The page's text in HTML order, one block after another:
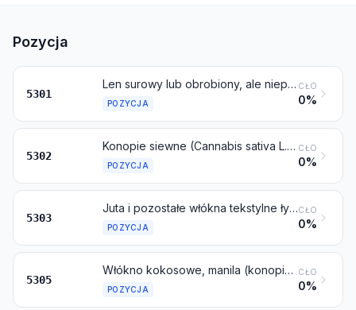
Pozycja
5301
Len surowy lub obrobiony, ale nieprzędziony; pakuły i odpady lnu (włącznie z odpadami przędzy i szarpanką rozwłóknioną)
POZYCJA
CŁO
0%
5302
Konopie siewne (Cannabis sativa L.), surowe lub przerobione, ale nieprzędzione; odpady i pakuły konopi siewnych (włącznie z odpadami przędzy i szarpanką rozwłóknioną)
POZYCJA
CŁO
0%
5303
Juta i pozostałe włókna tekstylne łykowe (z wyłączeniem lnu, konopi siewnych i ramii), surowe lub przerobione, ale nieprzędzione; pakuły i odpady z nich (włącznie z odpadami przędzy i szarpanką rozwłóknioną)
POZYCJA
CŁO
0%
5305
Włókno kokosowe, manila (konopie manilskie lub Musa textilis Nee), ramia i pozostałe włókna tekstylne roślinne, gdzie indziej niewymienione ani niewłączone, surowe lub przerobione, ale nieprzędzione; pakuły, wyczeski i odpady tych włókien (włącznie z odpadami przędzy i szarpanką rozwłóknioną)
POZYCJA
CŁO
0%